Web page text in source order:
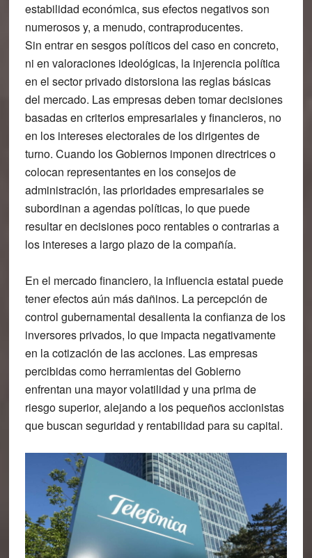
estabilidad económica, sus efectos negativos son
numerosos y, a menudo, contraproducentes.
Sin entrar en sesgos políticos del caso en concreto,
ni en valoraciones ideológicas, la injerencia política
en el sector privado distorsiona las reglas básicas
del mercado. Las empresas deben tomar decisiones
basadas en criterios empresariales y financieros, no
en los intereses electorales de los dirigentes de
turno. Cuando los Gobiernos imponen directrices o
colocan representantes en los consejos de
administración, las prioridades empresariales se
subordinan a agendas políticas, lo que puede
resultar en decisiones poco rentables o contrarias a
los intereses a largo plazo de la compañía.
En el mercado financiero, la influencia estatal puede
tener efectos aún más dañinos. La percepción de
control gubernamental desalienta la confianza de los
inversores privados, lo que impacta negativamente
en la cotización de las acciones. Las empresas
percibidas como herramientas del Gobierno
enfrentan una mayor volatilidad y una prima de
riesgo superior, alejando a los pequeños accionistas
que buscan seguridad y rentabilidad para su capital.